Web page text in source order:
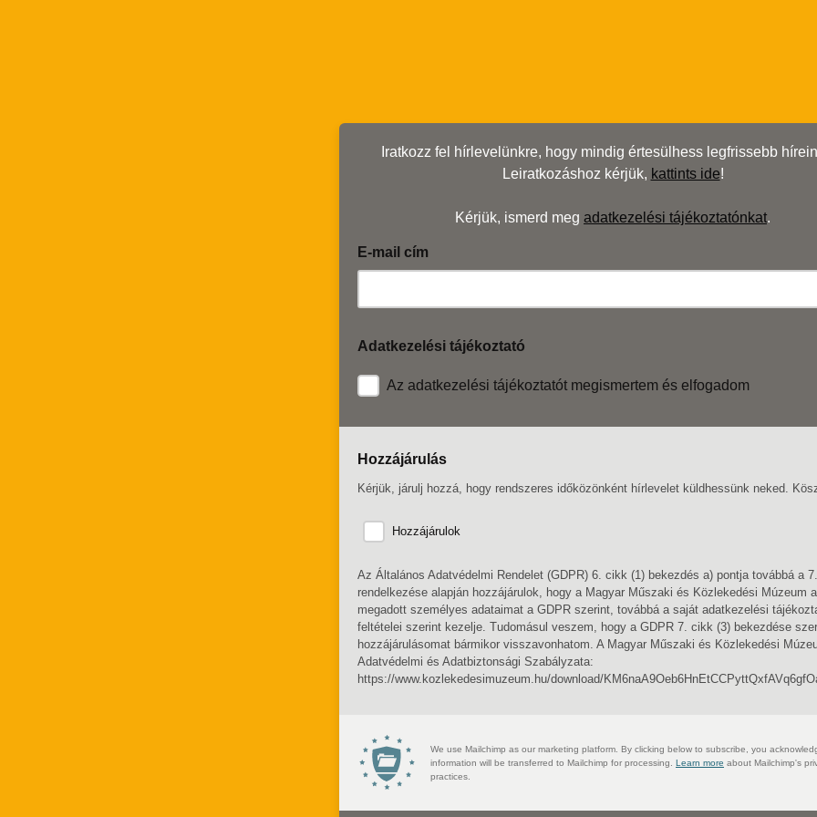
Iratkozz fel hírlevelünkre, hogy mindig értesülhess legfrissebb
Leiratkozáshoz kérjük, kattints ide!
Kérjük, ismerd meg adatkezelési tájékoztatónkat.
E-mail cím
Adatkezelési tájékoztató
Az adatkezelési tájékoztatót megismertem és elfogadom
Hozzájárulás
Kérjük, járulj hozzá, hogy rendszeres időközönként hírlevelet küldhessünk neked.
Hozzájárulok
Az Általános Adatvédelmi Rendelet (GDPR) 6. cikk (1) bekezdés a) pontja továbbá a
rendelkezése alapján hozzájárulok, hogy a Magyar Műszaki és Közlekedési Múzeum
megadott személyes adataimat a GDPR szerint, továbbá a saját adatkezelési
feltételei szerint kezelje. Tudomásul veszem, hogy a GDPR 7. cikk (3) bekezdése
hozzájárulásomat bármikor visszavonhatom. A Magyar Műszaki és Közlekedési
Adatvédelmi és Adatbiztonsági Szabályzata:
https://www.kozlekedesimuzeum.hu/download/
We use Mailchimp as our marketing platform. By clicking below to subscribe, you
information will be transferred to Mailchimp for processing. Learn more about Mailchimp's
practices.